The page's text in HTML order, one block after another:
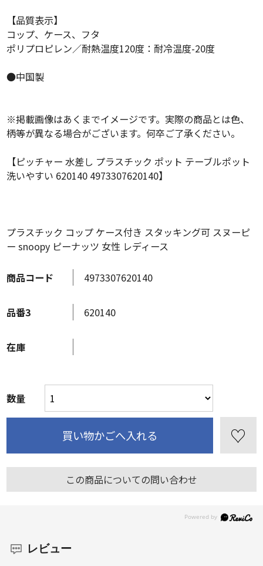
この商品についての問い合わせ
商品コード 4973307620140
品番3 620140
在庫
数量
【品質表示】
コップ、ケース、フタ
ポリプロピレン／耐熱温度120度：耐冷温度-20度
●中国製
※掲載画像はあくまでイメージです。実際の商品とは色、
柄等が異なる場合がございます。何卒ご了承ください。
【ピッチャー 水差し プラスチック ポット テーブルポット
洗いやすい 620140 4973307620140】
プラスチック コップ ケース付き スタッキング可 スヌーピ
ー snoopy ピーナッツ 女性 レディース
レビュー